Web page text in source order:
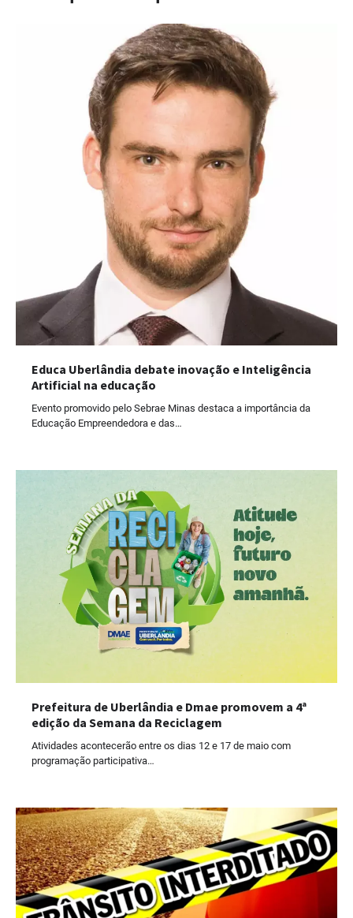
Educa Uberlândia debate inovação e Inteligência
Artificial na educação
Evento promovido pelo Sebrae Minas destaca a importância da
Educação Empreendedora e das…
Prefeitura de Uberlândia e Dmae promovem a 4ª
edição da Semana da Reciclagem
Atividades acontecerão entre os dias 12 e 17 de maio com
programação participativa…